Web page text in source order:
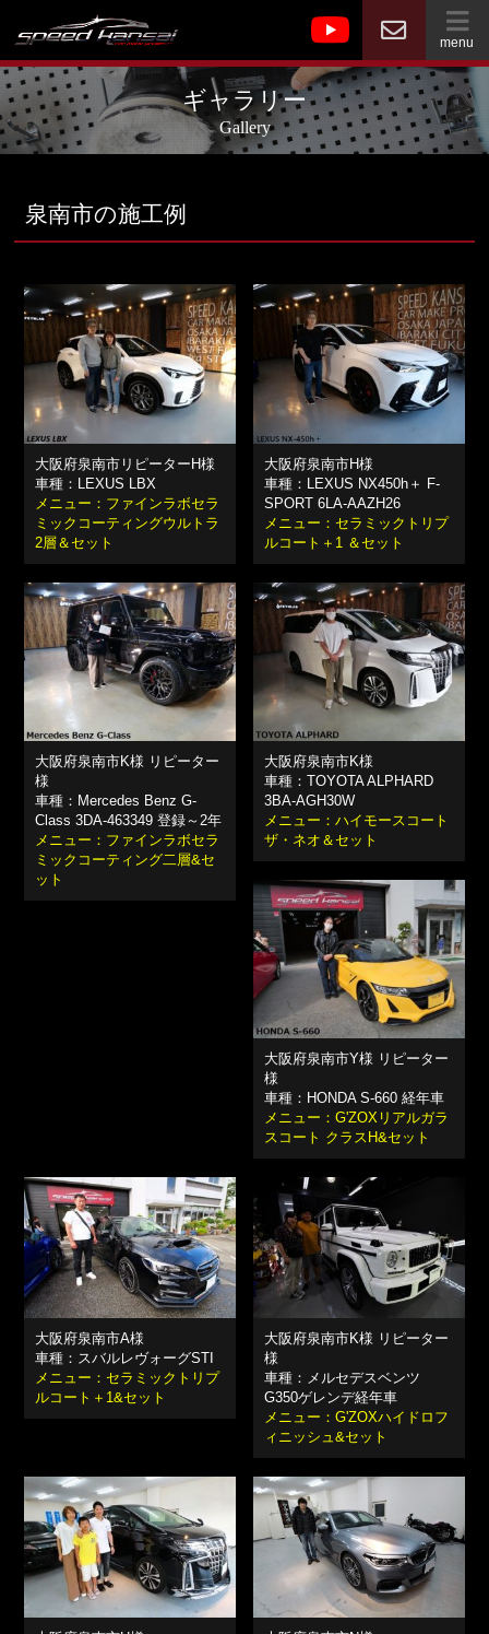
menu
ギャラリー
Gallery
泉南市の施工例
大阪府泉南市リピーターH様
車種：LEXUS LBX
メニュー：ファインラボセラ
ミックコーティングウルトラ
2層＆セット
大阪府泉南市H様
車種：LEXUS NX450h＋ F-
SPORT 6LA-AAZH26
メニュー：セラミックトリプ
ルコート＋1 ＆セット
大阪府泉南市K様 リピーター
様
車種：Mercedes Benz G-
Class 3DA-463349 登録～2年
メニュー：ファインラボセラ
ミックコーティング二層&セ
ット
大阪府泉南市K様
車種：TOYOTA ALPHARD
3BA-AGH30W
メニュー：ハイモースコート
ザ・ネオ＆セット
大阪府泉南市Y様 リピーター
様
車種：HONDA S-660 経年車
メニュー：G'ZOXリアルガラ
スコート クラスH&セット
大阪府泉南市A様
車種：スバルレヴォーグSTI
メニュー：セラミックトリプ
ルコート＋1&セット
大阪府泉南市K様 リピーター
様
車種：メルセデスベンツ
G350ゲレンデ経年車
メニュー：G'ZOXハイドロフ
ィニッシュ&セット